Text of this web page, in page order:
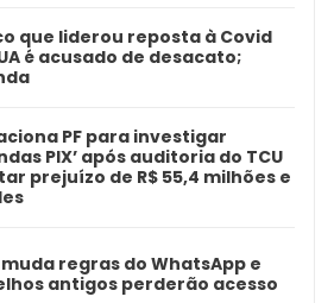
que liderou reposta à Covid
é acusado de desacato;
PF para investigar
PIX’ após auditoria do TCU
prejuízo de R$ 55,4 milhões e
regras do WhatsApp e
antigos perderão acesso